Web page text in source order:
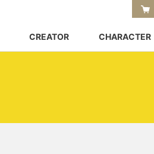
CREATOR CHARACTER